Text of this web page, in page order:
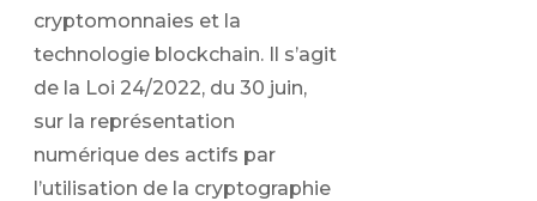
cryptomonnaies et la
technologie blockchain. Il s’agit
de la Loi 24/2022, du 30 juin,
sur la représentation
numérique des actifs par
l’utilisation de la cryptographie